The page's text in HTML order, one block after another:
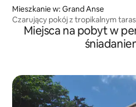
Mieszkanie w: Grand Anse
Czarujący pokój z tropikalnym
Miejsca na pobyt w